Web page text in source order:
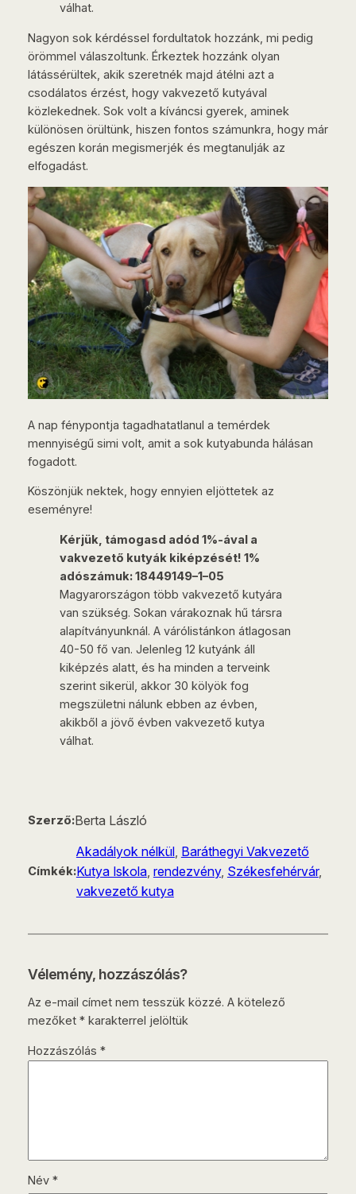
válhat.
Nagyon sok kérdéssel fordultatok hozzánk, mi pedig
örömmel válaszoltunk. Érkeztek hozzánk olyan
látássérültek, akik szeretnék majd átélni azt a
csodálatos érzést, hogy vakvezető kutyával
közlekednek. Sok volt a kíváncsi gyerek, aminek
különösen örültünk, hiszen fontos számunkra, hogy már
egészen korán megismerjék és megtanulják az
elfogadást.
A nap fénypontja tagadhatatlanul a temérdek
mennyiségű simi volt, amit a sok kutyabunda hálásan
fogadott.
Köszönjük nektek, hogy ennyien eljöttetek az
eseményre!
Kérjük, támogasd adód 1%-ával a
vakvezető kutyák kiképzését! 1%
adószámuk: 18449149–1–05
Magyarországon több vakvezető kutyára
van szükség. Sokan várakoznak hű társra
alapítványunknál. A várólistánkon átlagosan
40-50 fő van. Jelenleg 12 kutyánk áll
kiképzés alatt, és ha minden a terveink
szerint sikerül, akkor 30 kölyök fog
megszületni nálunk ebben az évben,
akikből a jövő évben vakvezető kutya
válhat.
Szerző:Berta László
Címkék:
Akadályok nélkül, Baráthegyi Vakvezető
Kutya Iskola, rendezvény, Székesfehérvár
vakvezető kutya
Vélemény, hozzászólás?
Az e-mail címet nem tesszük közzé. A kötelező
mezőket *karakterrel jelöltük
Hozzászólás *
Név *